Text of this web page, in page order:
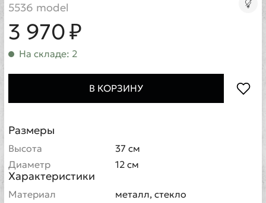
5536 model
3 970 ₽
На складе: 2
В КОРЗИНУ
Размеры
Высота
37 см
Диаметр
12 см
Характеристики
Материал
металл, стекло